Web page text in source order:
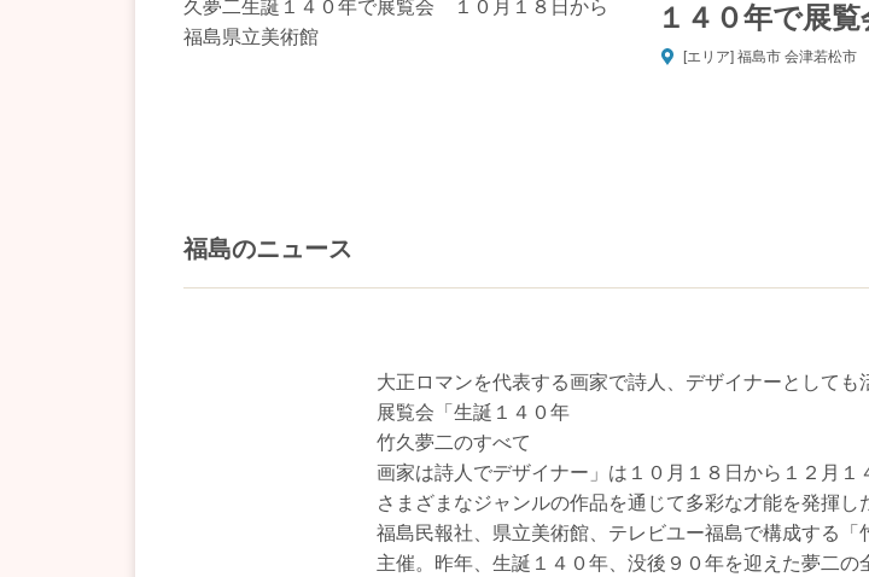
１４０年で展
[エリア] 福島市 会津若松市
福島のニュース
大正ロマンを代表する画家で詩人、デザイナーとして
展覧会「生誕１４０年
竹久夢二のすべて
画家は詩人でデザイナー」は１０月１８日から１２月１
さまざまなジャンルの作品を通じて多彩な才能を発揮し
福島民報社、県立美術館、テレビユー福島で構成する
主催。昨年、生誕１４０年、没後９０年を迎えた夢二